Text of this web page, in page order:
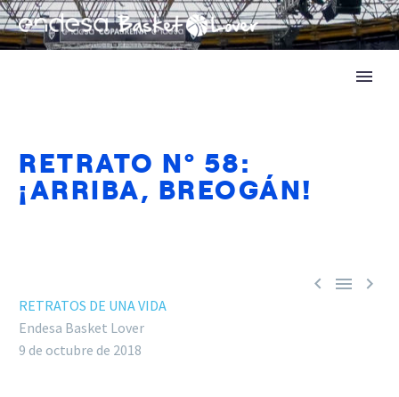
RETRATO Nº 58:
¡ARRIBA, BREOGÁN!
  
RETRATOS DE UNA VIDA
Endesa Basket Lover
9 de octubre de 2018